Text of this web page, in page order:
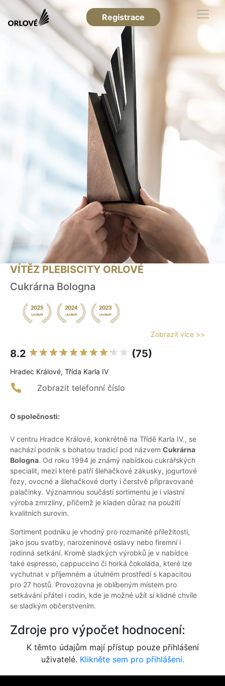
Registrace
VÍTĚZ PLEBISCITY ORLOVÉ
Cukrárna Bologna
Zobrazit více >>
8.2 (75)
Hradec Králové, Třída Karla IV
Zobrazit telefonní číslo
O společnosti:
V centru Hradce Králové, konkrétně na Třídě Karla IV., se
nachází podnik s bohatou tradicí pod názvem Cukrárna
Bologna. Od roku 1994 je známý nabídkou cukrářských
specialit, mezi které patří šlehačkové zákusky, jogurtové
řezy, ovocné a šlehačkové dorty i čerstvě připravované
palačinky. Významnou součástí sortimentu je i vlastní
výroba zmrzliny, přičemž je kladen důraz na použití
kvalitních surovin.
Sortiment podniku je vhodný pro rozmanité příležitosti,
jako jsou svatby, narozeninové oslavy nebo firemní i
rodinná setkání. Kromě sladkých výrobků je v nabídce
také espresso, cappuccino či horká čokoláda, které lze
vychutnat v příjemném a útulném prostředí s kapacitou
pro 27 hostů. Provozovna je oblíbeným místem pro
setkávání přátel i rodin, kde je možné užít si klidné chvíle
se sladkým občerstvením.
Zdroje pro výpočet hodnocení:
K těmto údajům mají přístup pouze přihlášení
uživatelé. Klikněte sem pro přihlášení.